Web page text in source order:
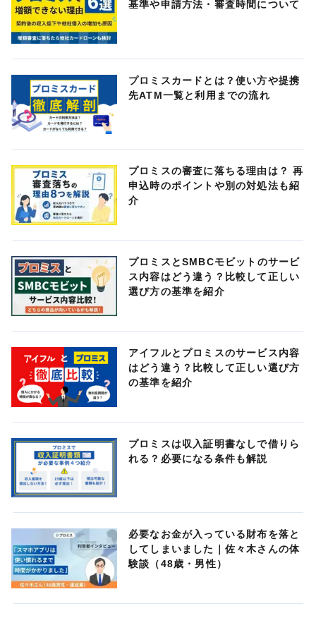
基準や申請方法・審査時間について
プロミスカードとは？使い方や提携
先ATM一覧と利用までの流れ
プロミスの審査に落ちる理由は？ 再
申込時のポイントや別の対処法も紹
介
プロミスとSMBCモビットのサービ
ス内容はどう違う？比較して正しい
選び方の基準を紹介
アイフルとプロミスのサービス内容
はどう違う？比較して正しい選び方
の基準を紹介
プロミスは収入証明書なしで借りら
れる？必要になる条件も解説
必要なお金が入っている財布を落と
してしまいました｜佐々木さんの体
験談（48歳・男性）